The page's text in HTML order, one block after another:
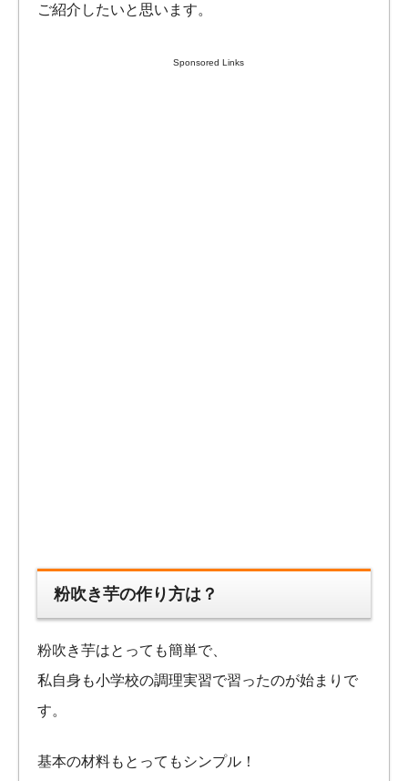
ご紹介したいと思います。
Sponsored Links
粉吹き芋の作り方は？
粉吹き芋はとっても簡単で、
私自身も小学校の調理実習で習ったのが始まりで
す。
基本の材料もとってもシンプル！